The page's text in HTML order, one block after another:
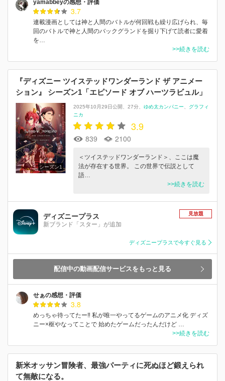
yamabbeyの感想・評価
3.7
連載漫画としては神と人間のバトルが何回戦も繰り広げられ、毎
回のバトルで神と人間のバックグランドを掘り下げて読者に愛着
を…
>>続きを読む
『ディズニー ツイステッドワンダーランド ザ アニメー
ション』 シーズン1「エピソード オブ ハーツラビュル」
シーズン1
2025年10月29日公開 27分 ゆめ太カンパニー
グラフィ
ニカ
3.9
839 2100
＜ツイステッドワンダーランド＞、ここは魔
法が存在する世界。 この世界で伝説として
語…
>>続きを読む
ディズニープラス
新ブランド「スター」が追加
見放題
ディズニープラスで今すぐ見る
配信中の動画配信サービスをもっと見る
せぁの感想・評価
3.8
めっちゃ待ってたー‼︎ 私が唯一やってるゲームのアニメ化 ディズ
ニー×枢やなってことで 始めたゲームだったんだけど …
>>続きを読む
新米オッサン冒険者、最強パーティに死ぬほど鍛えられ
て無敵になる。